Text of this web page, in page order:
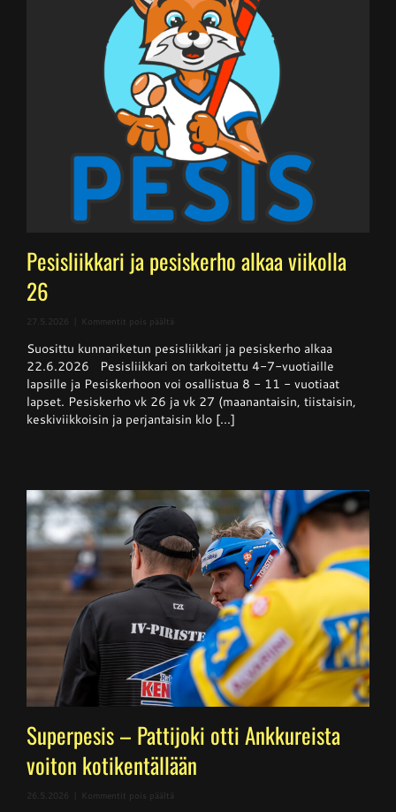
Pesisliikkari ja pesiskerho alkaa viikolla
26
27.5.2026 Kommentit pois päältä
ja
pesiskerho
alkaa
viikolla
26
Suosittu kunnariketun pesisliikkari ja pesiskerho alkaa
22.6.2026 Pesisliikkari on tarkoitettu 4-7-vuotiaille
lapsille ja Pesiskerhoon voi osallistua 8 - 11 - vuotiaat
lapset. Pesiskerho vk 26 ja vk 27 (maanantaisin, tiistaisin,
keskiviikkoisin ja perjantaisin klo [...]
Superpesis – Pattijoki otti Ankkureista
voiton kotikentällään
26.5.2026 Kommentit pois päältä